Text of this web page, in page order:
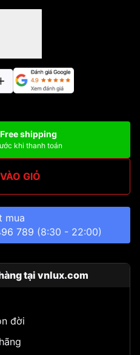
shipping
khi thanh toán
GIỎ
mua
789 (8:30 - 22:00)
tại vnlux.com
đời